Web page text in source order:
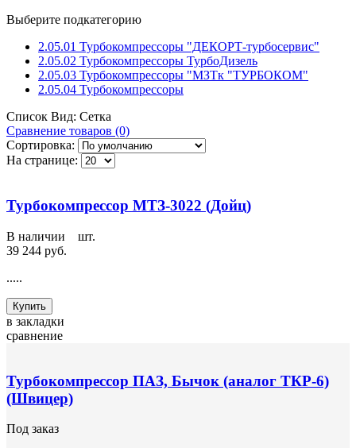
Выберите подкатегорию
2.05.01 Турбокомпрессоры "ДЕКОРТ-турбосервис"
2.05.02 Турбокомпрессоры ТурбоДизель
2.05.03 Турбокомпрессоры "МЗТк "ТУРБОКОМ"
2.05.04 Турбокомпрессоры
Список Вид: Сетка
Сравнение товаров (0)
Сортировка:
На странице:
Турбокомпрессор МТЗ-3022 (Дойц)
В наличии
шт.
39 244 руб.
.....
Купить
в закладки
сравнение
Турбокомпрессор ПАЗ, Бычок (аналог ТКР-6)
(Швицер)
Под заказ